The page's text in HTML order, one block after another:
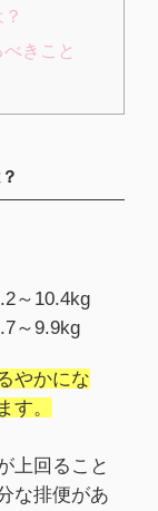
きこと
～10.4kg
～9.9kg
やかにな
す。
上回ること
な排便があ